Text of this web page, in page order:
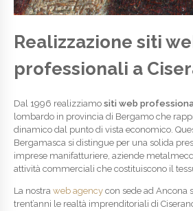
Realizzazione siti
professionali a
Dal 1996 realizziamo siti web
lombardo in provincia di Bergamo che
dinamico dal punto di vista economico.
Bergamasca si distingue per una solida
imprese manifatturiere, aziende
attività commerciali che costituiscono il
La nostra web agency con sede ad Ancona
trent’anni le realtà imprenditoriali di